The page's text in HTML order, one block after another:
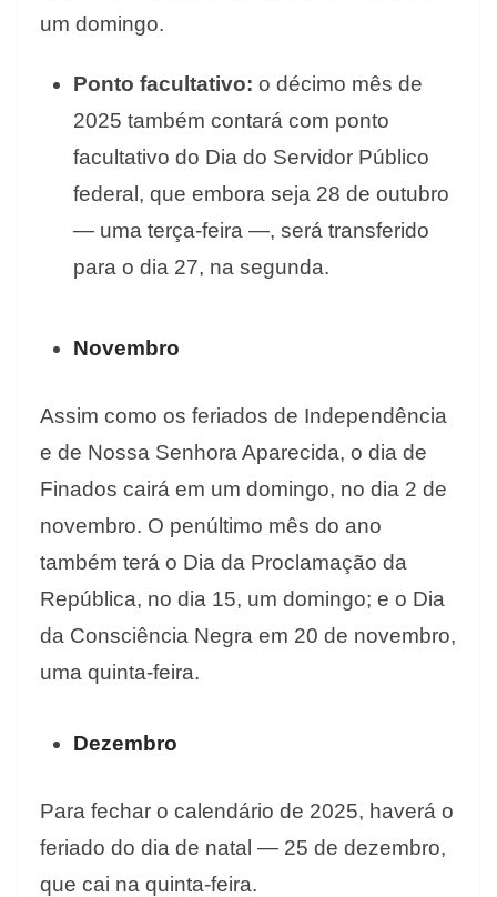
um domingo.
Ponto facultativo: o décimo mês de
2025 também contará com ponto
facultativo do Dia do Servidor Público
federal, que embora seja 28 de outubro
— uma terça-feira —, será transferido
para o dia 27, na segunda.
Novembro
Assim como os feriados de Independência
e de Nossa Senhora Aparecida, o dia de
Finados cairá em um domingo, no dia 2 de
novembro. O penúltimo mês do ano
também terá o Dia da Proclamação da
República, no dia 15, um domingo; e o Dia
da Consciência Negra em 20 de novembro,
uma quinta-feira.
Dezembro
Para fechar o calendário de 2025, haverá o
feriado do dia de natal — 25 de dezembro,
que cai na quinta-feira.